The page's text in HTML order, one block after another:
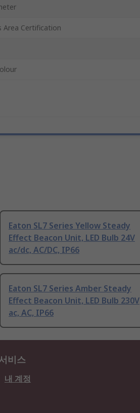
Area Certification
Eaton SL7 Series Yellow Steady
Effect Beacon Unit, LED Bulb 24V
ac/dc, AC/DC, IP66
Eaton SL7 Series Amber Steady
Effect Beacon Unit, LED Bulb 230V
ac, AC, IP66
비스
내 계정